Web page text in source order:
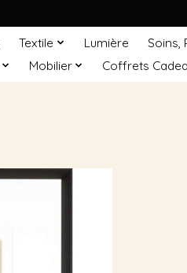
Textile Lumière Soins,
Mobilier Coffrets